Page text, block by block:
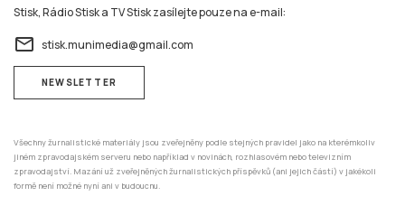
Stisk, Rádio Stisk a TV Stisk zasílejte pouze na e-mail:
email stisk.munimedia@gmail.com
NEWSLETTER
Všechny žurnalistické materiály jsou zveřejněny podle stejných pravidel jako na kterémkoliv
jiném zpravodajském serveru nebo například v novinách, rozhlasovém nebo televizním
zpravodajství. Mazání už zveřejněných žurnalistických příspěvků (ani jejich částí) v jakékoli
formě není možné nyní ani v budoucnu.